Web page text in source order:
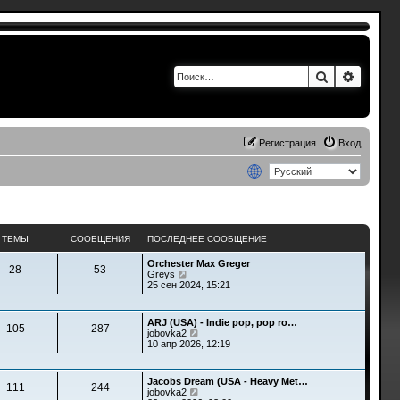
Поиск
Вход
Регистрация
ТЕМЫ СООБЩЕНИЯ ПОСЛЕДНЕЕ СООБЩЕНИЕ
28 53
Orchester Max Greger
Greys
е
т
и
к
о
с
л
25 сен 2024, 15:21
105 287
ARJ (USA) - Indie pop, pop ro…
jobovka2
е
т
10 апр 2026, 12:19
111 244
Jacobs Dream (USA - Heavy Met…
jobovka2